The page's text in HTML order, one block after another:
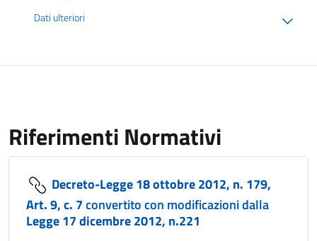
Dati ulteriori
Riferimenti Normativi
Decreto-Legge 18 ottobre 2012, n. 179,
Art. 9, c. 7convertito con modificazioni dalla
Legge 17 dicembre 2012, n.221